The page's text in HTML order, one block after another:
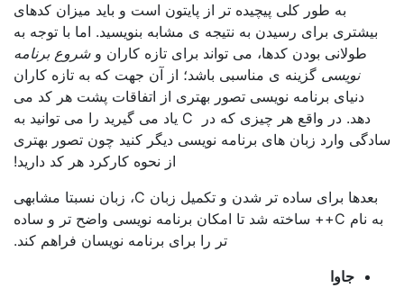
به طور کلی پیچیده تر از پایتون است و باید میزان کدهای
برای رسیدن به نتیجه ی مشابه بنویسید. اما با توجه به
بودن کدها، می تواند برای تازه کاران وشروع برنامه
گزینه ی مناسبی باشد؛ از آن جهت که به تازه کاران
برنامه نویسی تصور بهتری از اتفاقات پشت هر کد می
دهد. در واقع هر چیزی که در C یاد می گیرید را می توانید به
وارد زبان های برنامه نویسی دیگر کنید چون تصور بهتری
از نحوه کارکرد هر کد دارید!
بعدها برای ساده تر شدن و تکمیل زبان C، زبان نسبتا مشابهی
به نام C++ ساخته شد تا امکان برنامه نویسی واضح تر و ساده
تر را برای برنامه نویسان فراهم کند.